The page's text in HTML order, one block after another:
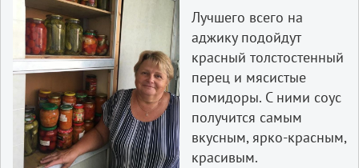
Лучшего всего на
аджику подойдут
красный толстостенный
перец и мясистые
помидоры. С ними соус
получится самым
вкусным, ярко-красным,
красивым.